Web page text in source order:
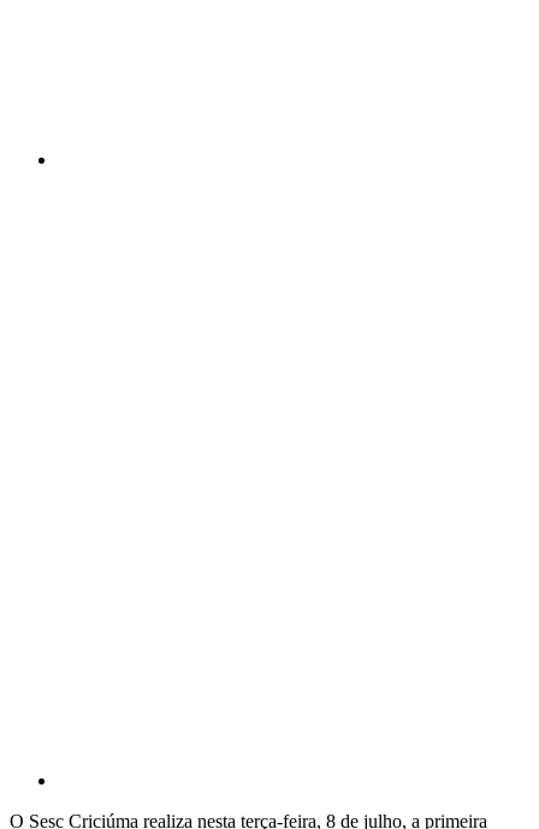
O Sesc Criciúma realiza nesta terça-feira, 8 de julho, a primeira